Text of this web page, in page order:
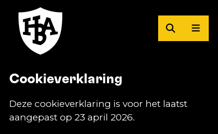
Zoeken
Cookieverklaring
Deze cookieverklaring is voor het laatst
aangepast op 23 april 2026.